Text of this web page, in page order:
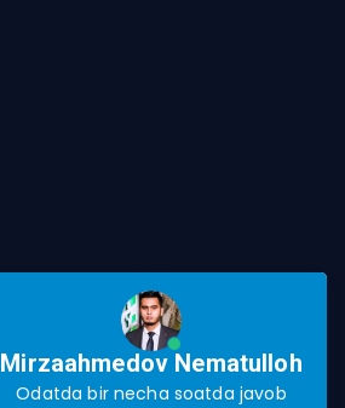
Mirzaahmedov Nematulloh
Odatda bir necha soatda javob